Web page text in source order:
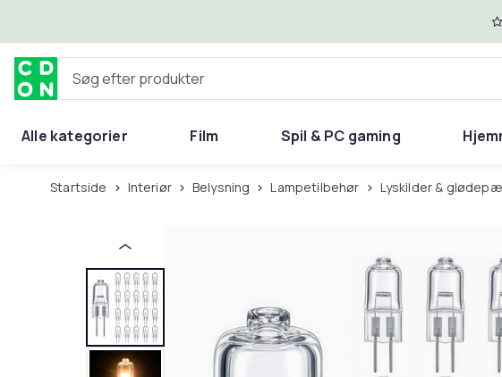
Søg efter produkter
Alle kategorier Film Spil & PC gaming
Hjem & have
Startside Interiør Belysning Lampetilbehør Lyskilder &